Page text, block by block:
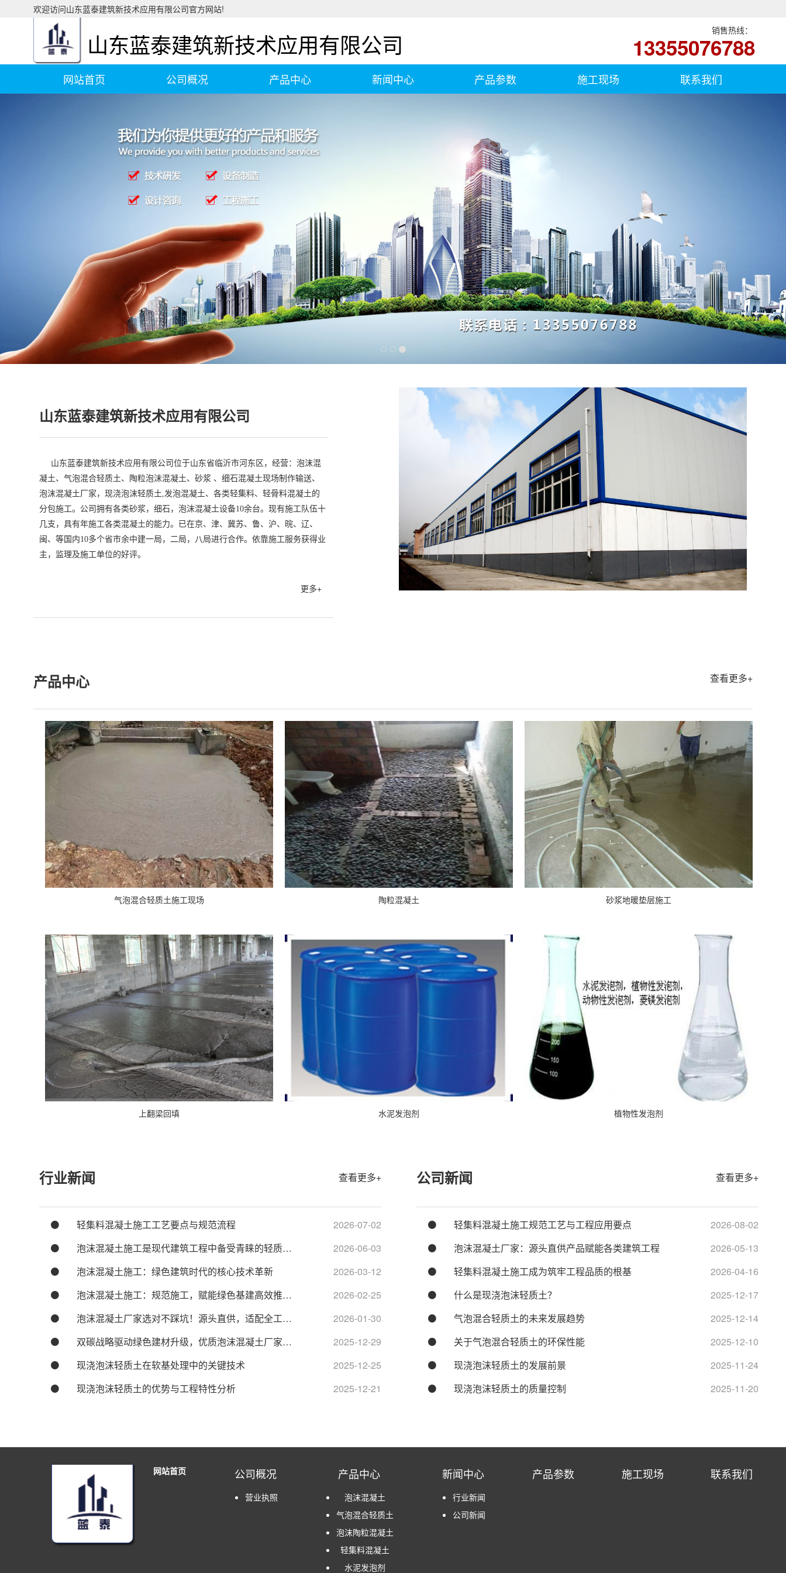
欢迎访问山东蓝泰建筑新技术应用有限公司官方网站!
山东蓝泰建筑新技术应用有限公司 销售热线：
13355076788
网站首页 公司概况 产品中心 新闻中心 产品参数 施工现场 联系我们
山东蓝泰建筑新技术应用有限公司
山东蓝泰建筑新技术应用有限公司位于山东省临沂市河东区，经营： 泡沫混
凝土、 气泡混合轻质土、
陶粒泡沫混凝土、砂浆 、细石混凝土现场制作输送、
泡沫混凝土厂家，现浇泡沫轻质土,发泡混凝土、各类轻集料、轻骨料混凝土的
分包施工。公司拥有各类砂浆，细石，泡沫混凝土设备10余台。现有施工队伍十
几支，具有年施工各类混凝土的能力。已在京、津、冀苏、鲁、沪、晥、辽、
闽、等国内10多个省市余中建一局，二局，八局进行合作。依靠施工服务获得业
主，监理及施工单位的好评。
更多+
产品中心 查看更多+
气泡混合轻质土施工现场 陶粒混凝土 砂浆地暖垫层施工
上翻梁回填 水泥发泡剂 植物性发泡剂
行业新闻 查看更多+
轻集料混凝土施工工艺要点与规范流程
2026-07-02
泡沫混凝土施工是现代建筑工程中备受青睐的轻质…
2026-06-03
泡沫混凝土施工：绿色建筑时代的核心技术革新
2026-03-12
泡沫混凝土施工：规范施工，赋能绿色基建高效推…
2026-02-25
泡沫混凝土厂家选对不踩坑！源头直供，适配全工…
2026-01-30
双碳战略驱动绿色建材升级，优质泡沫混凝土厂家…
2025-12-29
现浇泡沫轻质土在软基处理中的关键技术
2025-12-25
现浇泡沫轻质土的优势与工程特性分析
2025-12-21
公司新闻 查看更多+
轻集料混凝土施工规范工艺与工程应用要点
2026-08-02
泡沫混凝土厂家：源头直供产品赋能各类建筑工程
2026-05-13
轻集料混凝土施工成为筑牢工程品质的根基
2026-04-16
什么是现浇泡沫轻质土？
2025-12-17
气泡混合轻质土的未来发展趋势
2025-12-14
关于气泡混合轻质土的环保性能
2025-12-10
现浇泡沫轻质土的发展前景
2025-11-24
现浇泡沫轻质土的质量控制
2025-11-20
网站首页 公司概况
营业执照
产品中心
泡沫混凝土
气泡混合轻质土
泡沫陶粒混凝土
轻集料混凝土
水泥发泡剂
新闻中心
行业新闻
公司新闻
产品参数 施工现场 联系我们